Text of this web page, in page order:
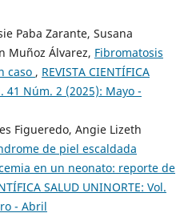
Paba Zarante, Susana
Muñoz Álvarez, Fibromatosis
caso , REVISTA CIENTÍFICA
41 Núm. 2 (2025): Mayo -
Figueredo, Angie Lizeth
de piel escaldada
en un neonato: reporte de
SALUD UNINORTE: Vol.
- Abril